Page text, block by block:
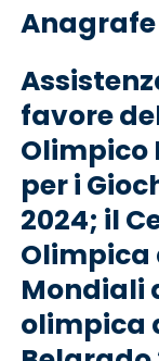
favore
Olimpico
per i
2024; il
Olimpica
Mondiali
olimpica